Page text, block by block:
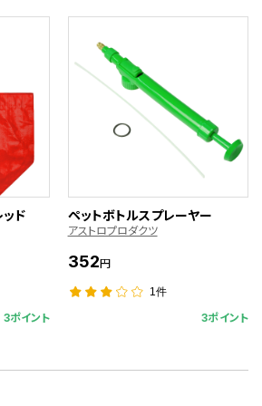
ド
3ポイント
ペットボトルスプレーヤー
アストロプロダクツ
352円
1件
3ポイント